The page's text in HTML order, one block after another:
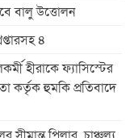
বালু উত্তোলন
৪
হীরাকে ফ্যাসিস্টের
কর্তৃক হুমকি প্রতিবাদে